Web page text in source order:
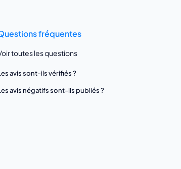
fréquentes
toutes les questions
avis sont-ils vérifiés ?
avis négatifs sont-ils publiés ?